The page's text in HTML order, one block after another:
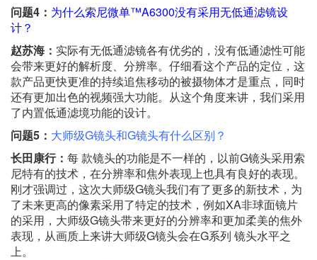
问题4： 为什么索尼微单™A6300没有采用无低通滤镜设
计？
赵苏海： 实际有无低通滤镜各有优劣的，没有低通滤性可能
会带来更好的解析度、分辨率。仔细看这个产品的定位，这
款产品更快更准的持续追焦移动的被摄物体才是重点，同时
还有更加出色的视频强大功能。从这个角度来讲，我们采用
了内置低通滤境功能的设计。
问题5： 大师级G镜头和G镜头有什么区别？
长田康行： 每 款镜头的功能是不一样的，以前G镜头采用索
尼特有的技术，在分辨率和焦外表现上也具有良好的表现。
刚才强调过，这次大师级G镜头我们有了更多的新技术，为
了未来更高的像素采用了特定的技术，例如XA非球面镜片
的采用，大师级G镜头带来更好的分辨率和更加柔美的焦外
表现，从画质上来讲大师级G镜头会在G系列 镜头水平之
上。